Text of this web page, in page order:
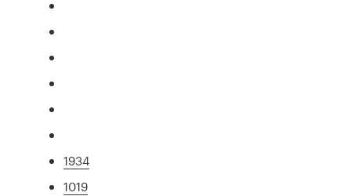
1934
1019